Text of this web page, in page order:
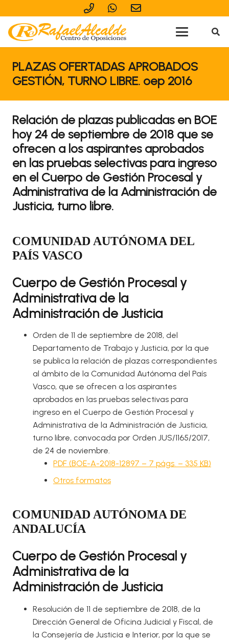
PLAZAS OFERTADAS APROBADOS
GESTIÓN, TURNO LIBRE. oep 2016
Relación de plazas publicadas en BOE
hoy 24 de septiembre de 2018 que se
ofrecen a los aspirantes aprobados
en las pruebas selectivas para ingreso
en el Cuerpo de Gestión Procesal y
Administrativa de la Administración de
Justicia, turno libre.
COMUNIDAD AUTÓNOMA DEL
PAÍS VASCO
Cuerpo de Gestión Procesal y
Administrativa de la
Administración de Justicia
Orden de 11 de septiembre de 2018, del
Departamento de Trabajo y Justicia, por la que
se publica la relación de plazas correspondientes
al ámbito de la Comunidad Autónoma del País
Vasco, que se ofrecen a los aspirantes
aprobados en las pruebas selectivas para
ingreso en el Cuerpo de Gestión Procesal y
Administrativa de la Administración de Justicia,
turno libre, convocada por Orden JUS/1165/2017,
de 24 de noviembre.
PDF (BOE-A-2018-12897 – 7 págs. – 335 KB)
Otros formatos
COMUNIDAD AUTÓNOMA DE
ANDALUCÍA
Cuerpo de Gestión Procesal y
Administrativa de la
Administración de Justicia
Resolución de 11 de septiembre de 2018, de la
Dirección General de Oficina Judicial y Fiscal, de
la Consejería de Justicia e Interior, por la que se